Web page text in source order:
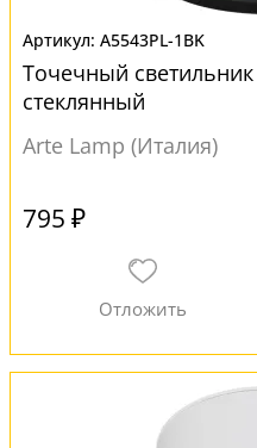
A5543PL-1BK
Точечный
стеклянный
Arte Lamp (Италия)
795 ₽